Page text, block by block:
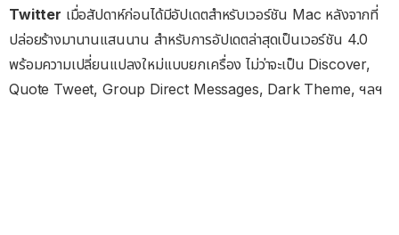
Twitter เมื่อสัปดาห์ก่อนได้มีอัปเดตสำหรับเวอร์ชัน Mac หลังจากที่
ปล่อยร้างมานานแสนนาน สำหรับการอัปเดตล่าสุดเป็นเวอร์ชัน 4.0
พร้อมความเปลี่ยนแปลงใหม่แบบยกเครื่อง ไม่ว่าจะเป็น Discover,
Quote Tweet, Group Direct Messages, Dark Theme, ฯลฯ